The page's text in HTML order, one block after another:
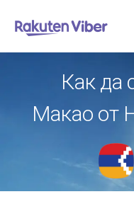
Как да
Макао от